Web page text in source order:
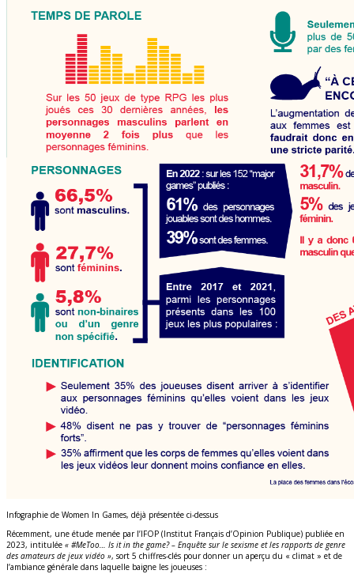
Infographie de Women In Games, déjà présentée ci-dessus
Récemment, une étude menée par l’IFOP (Institut Français d’Opinion Publique) publiée en
2023, intitulée « #MeToo… Is it in the game? – Enquête sur le sexisme et les rapports de genre
des amateurs de jeux vidéo », sort 5 chiffres-clés pour donner un aperçu du « climat » et de
l’ambiance générale dans laquelle baigne les joueuses :